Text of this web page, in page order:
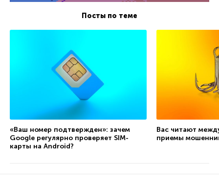
Посты по теме
«Ваш номер подтвержден»: зачем
Google регулярно проверяет SIM-
карты на Android?
Вас читают
приемы